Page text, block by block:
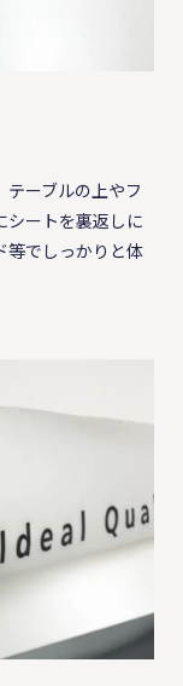
ーブルの上やフ
シートを裏返しに
等でしっかりと体